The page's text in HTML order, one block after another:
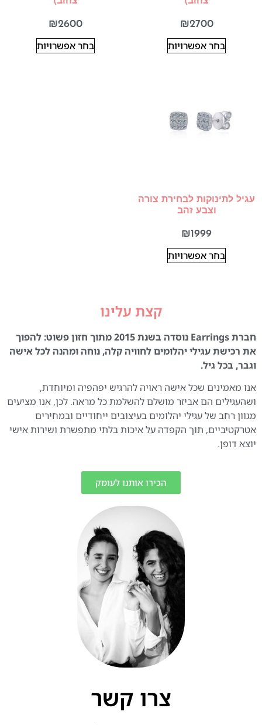
₪2700
בחר אפשרויות
₪2600
בחר אפשרויות
עגיל לתינוקות לבחירת צורה
וצבע זהב
₪1999
בחר אפשרויות
קצת עלינו
חברת Earrings נוסדה בשנת 2015 מתוך חזון פשוט: להפוך
את רכישת עגילי יהלומים לחוויה קלה, נוחה ומהנה לכל אישה
וגבר, בכל גיל.
אנו מאמינים שכל אישה ראויה להרגיש יפהפיה ומיוחדת,
ושהעגילים הם אביזר מושלם להשלמת כל מראה. לכן, אנו מציעים
מגוון רחב של עגילי יהלומים בעיצובים ייחודיים ובמחירים
אטרקטיביים, תוך הקפדה על איכות בלתי מתפשרת ושירות אישי
יוצא דופן.
הכירו אותנו לעומק
צרו קשר